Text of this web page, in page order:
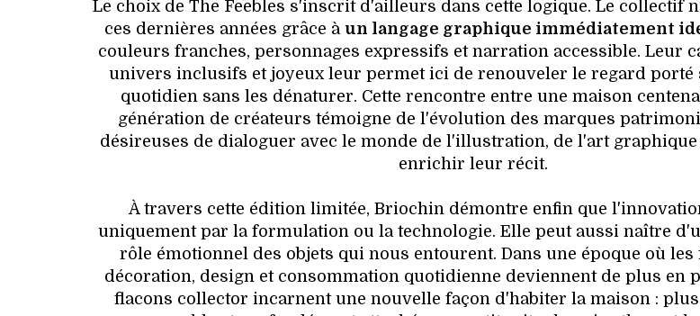
Le choix de The Feebles s'inscrit d'ailleurs dans cette logique. Le collectif
ces dernières années grâce àun langage graphique immédiatement
couleurs franches, personnages expressifs et narration accessible. Leur
univers inclusifs et joyeux leur permet ici de renouveler le regard porté
quotidien sans les dénaturer. Cette rencontre entre une maison
génération de créateurs témoigne de l'évolution des marques
désireuses de dialoguer avec le monde de l'illustration, de l'art
enrichir leur récit.
À travers cette édition limitée, Briochin démontre enfin que
uniquement par la formulation ou la technologie. Elle peut aussi naître
rôle émotionnel des objets qui nous entourent. Dans une époque où
décoration, design et consommation quotidienne deviennent de plus en
flacons collector incarnent une nouvelle façon d'habiter la maison :